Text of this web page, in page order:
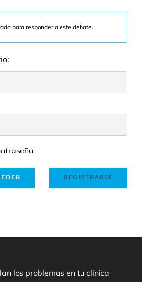
para responder a este debate.
REGISTRARSE
los problemas en tu clínica